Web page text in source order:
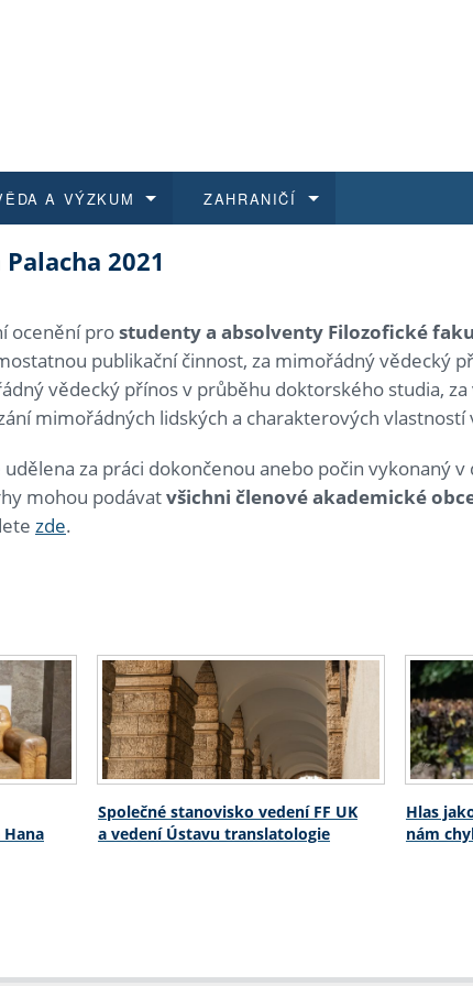
dokumenty
pro zaměstnance
UK
E-
se přihlásit
programy
přijímaček
studium
A VÝZKUM
na FF UK
ZAHRANIČÍ
a výběrová řízení
East
2021
ocenění prostudenty a absolventy Filozofické
publikační činnost, za mimořádný vědecký
vědecký přínos v průběhu doktorského studia,
mimořádných lidských a charakterových vlastností
udělena za práci dokončenou anebo počin vykonaný v
mohou podávatvšichni členové akademické
zde.
Společné stanovisko vedení FF UK
a vedení Ústavu translatologie
Hlas
nám